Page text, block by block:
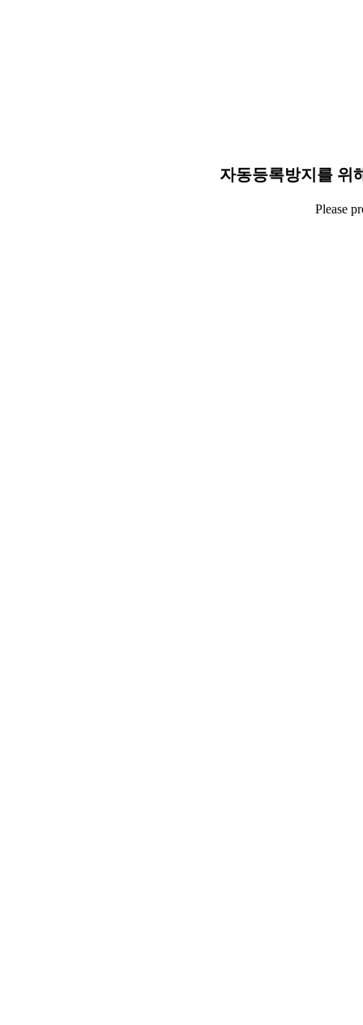
자동등록방지를 위
Please